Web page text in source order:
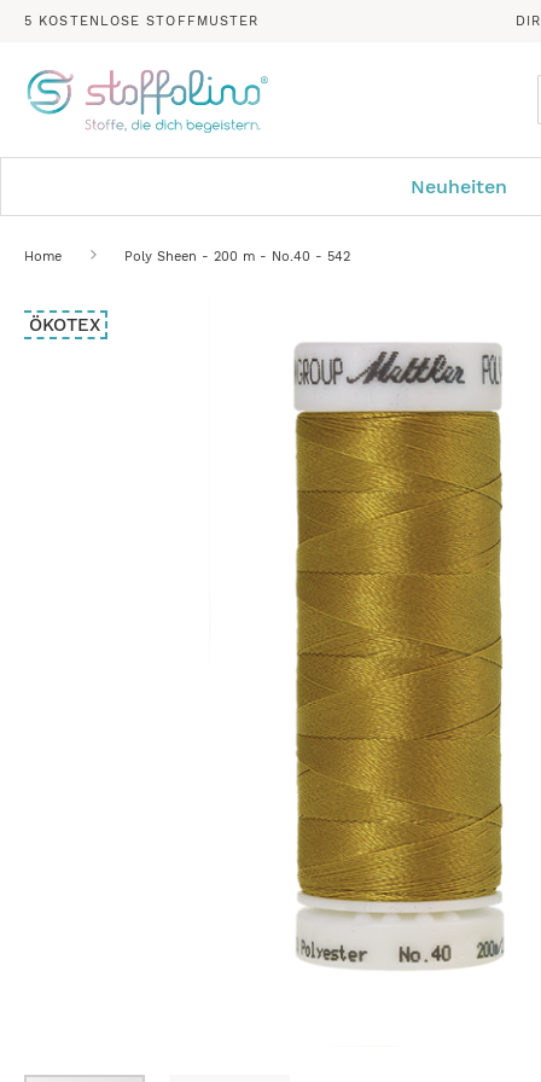
5 KOSTENLOSE STOFFMUSTER
Neuheiten
Home Poly Sheen - 200 m - No.40 - 542
Zum
Ende
ÖKOTEX